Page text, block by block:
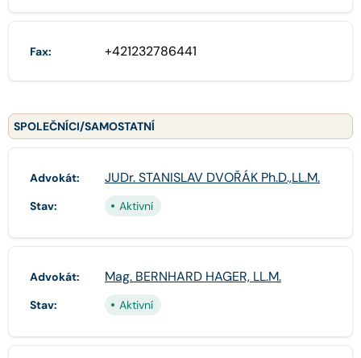
Fax: +421232786441
SPOLEČNÍCI/SAMOSTATNÍ
Advokát: JUDr. STANISLAV DVOŘÁK Ph.D.,LL.M.
Stav: Aktivní
Advokát: Mag. BERNHARD HAGER, LL.M.
Stav: Aktivní